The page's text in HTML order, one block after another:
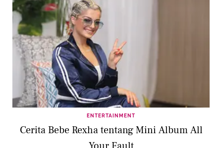
ENTERTAINMENT
Cerita Bebe Rexha tentang Mini Album All